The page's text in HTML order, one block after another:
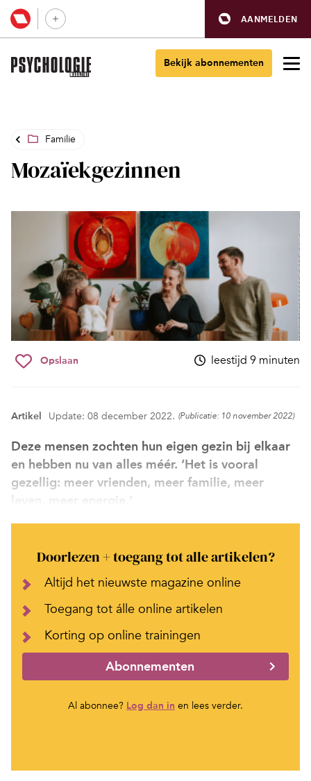
AANMELDEN
Bekijk abonnementen
Familie
Mozaïekgezinnen
Opslaan leestijd 9 minuten
Artikel Update: 08 december 2022. (Publicatie: 10 november 2022)
Deze mensen zochten hun eigen gezin bij elkaar
en hebben nu van alles méér. ‘Het is vooral
gezellig: meer vrienden, meer familie, meer
leven, meer energie.’
Doorlezen + toegang tot alle artikelen?
Altijd het nieuwste magazine online
Toegang tot álle online artikelen
Korting op online trainingen
Abonnementen
Al abonnee? Log dan in en lees verder.